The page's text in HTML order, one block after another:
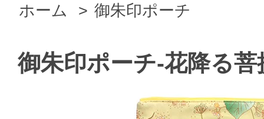
ホーム > 御朱印ポーチ
御朱印ポーチ-花降る